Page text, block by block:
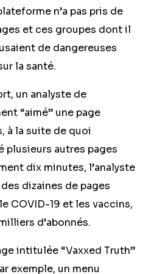
n’a pas pris de
et ces groupes dont il
de dangereuses
la santé.
un analyste de
“aimé” une page
à la suite de quoi
plusieurs autres pages
dix minutes, l’analyste
dizaines de pages
COVID-19 et les vaccins,
d’abonnés.
intitulée “Vaxxed Truth”
exemple, un menu